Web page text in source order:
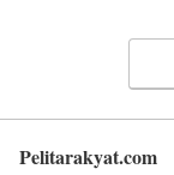
Pelitarakyat.com